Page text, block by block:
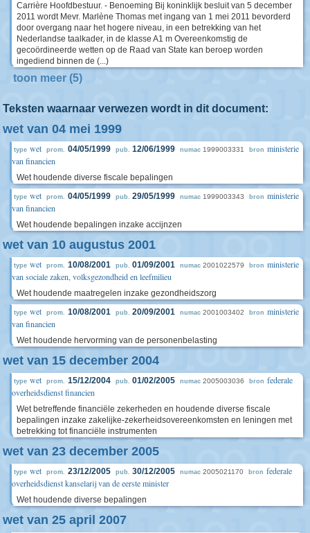
Carrière Hoofdbestuur. - Benoeming Bij koninklijk besluit van 5 december
2011 wordt Mevr. Marlène Thomas met ingang van 1 mei 2011 bevorderd
door overgang naar het hogere niveau, in een betrekking van het
Nederlandse taalkader, in de klasse A1 m Overeenkomstig de
gecoördineerde wetten op de Raad van State kan beroep worden
ingediend binnen de (...)
toon meer (5)
Teksten waarnaar verwezen wordt in dit document:
wet van 04 mei 1999
type wet prom. 04/05/1999 pub. 12/06/1999 numac 1999003331 bron ministerie
van financien
Wet houdende diverse fiscale bepalingen
type wet prom. 04/05/1999 pub. 29/05/1999 numac 1999003343 bron ministerie
van financien
Wet houdende bepalingen inzake accijnzen
wet van 10 augustus 2001
type wet prom. 10/08/2001 pub. 01/09/2001 numac 2001022579 bron ministerie
van sociale zaken, volksgezondheid en leefmilieu
Wet houdende maatregelen inzake gezondheidszorg
type wet prom. 10/08/2001 pub. 20/09/2001 numac 2001003402 bron ministerie
van financien
Wet houdende hervorming van de personenbelasting
wet van 15 december 2004
type wet prom. 15/12/2004 pub. 01/02/2005 numac 2005003036 bron federale
overheidsdienst financien
Wet betreffende financiële zekerheden en houdende diverse fiscale
bepalingen inzake zakelijke-zekerheidsovereenkomsten en leningen met
betrekking tot financiële instrumenten
wet van 23 december 2005
type wet prom. 23/12/2005 pub. 30/12/2005 numac 2005021170 bron federale
overheidsdienst kanselarij van de eerste minister
Wet houdende diverse bepalingen
wet van 25 april 2007